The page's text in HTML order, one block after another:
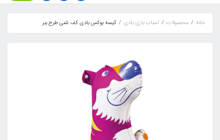
خانه محصولات اسباب بازی بادی کیسه بوکس بادی کف شنی طرح ببر